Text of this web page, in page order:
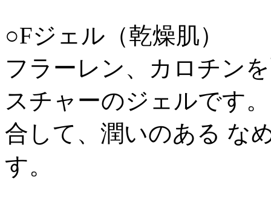
○Fジェル（乾燥肌）
フラーレン、カロチン
スチャーのジェルです
合して、潤いのある な
す。